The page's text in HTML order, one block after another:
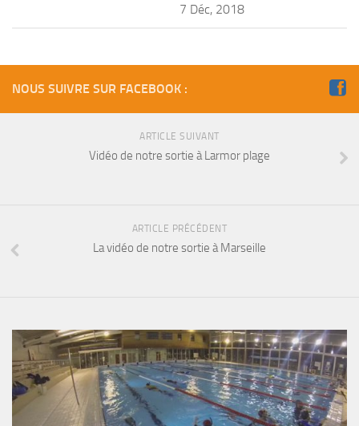
7 Déc, 2018
NOUS SUIVRE SUR FACEBOOK :
ARTICLE SUIVANT
Vidéo de notre sortie à Larmor plage
ARTICLE PRÉCÉDENT
La vidéo de notre sortie à Marseille